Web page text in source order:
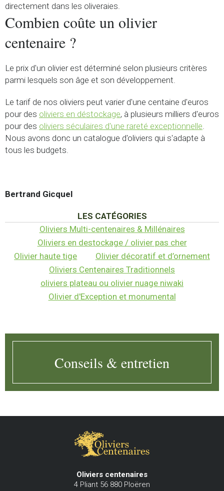
directement dans les oliveraies.
Combien coûte un olivier
centenaire ?
Le prix d'un olivier est déterminé selon plusieurs critères
parmi lesquels son âge et son développement.
Le tarif de nos oliviers peut varier d'une centaine d'euros
pour des oliviers en déstockage, à plusieurs milliers d'euros
pour des oliviers séculaires d'une rareté exceptionnelle
Nous avons donc un catalogue d'oliviers qui s'adapte à
tous les budgets.
Bertrand Gicquel
LES CATÉGORIES
Oliviers Multi-centenaires & Millénaires
Oliviers en destockage / olivier pas cher
Olivier haute tige
Olivier décoratif et d’ornement
Oliviers Centenaires Traditionnels
oliviers plateau ou olivier nuage niwaki
Olivier d'Exception et monumental
Conseils & entretien
Oliviers centenaires
4 Pliant 56 880 Ploëren